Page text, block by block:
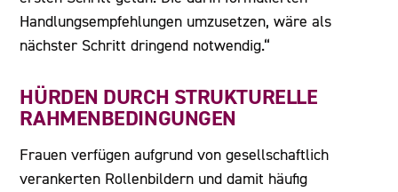
Handlungsempfehlungen umzusetzen, wäre als
nächster Schritt dringend notwendig.“
HÜRDEN DURCH STRUKTURELLE
RAHMENBEDINGUNGEN
Frauen verfügen aufgrund von gesellschaftlich
verankerten Rollenbildern und damit häufig